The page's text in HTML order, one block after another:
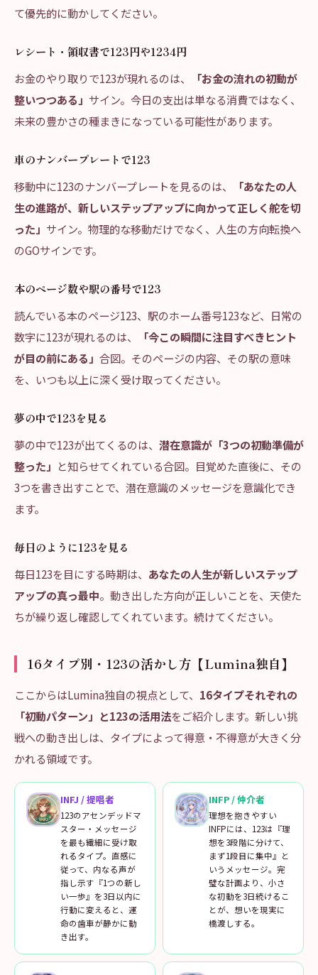
て優先的に動かしてください。
レシート・領収書で123円や1234円
お金のやり取りで123が現れるのは、
「お金の流れの初動が
整いつつある」 サイン。今日の支出は単なる消費ではなく、
未来の豊かさの種まきになっている可能性があります。
車のナンバープレートで123
移動中に123のナンバープレートを見るのは、
「あなたの人
生の進路が、新しいステップアップに向かって正しく舵を切
った」 サイン。物理的な移動だけでなく、人生の方向転換へ
のGOサインです。
本のページ数や駅の番号で123
読んでいる本のページ123、駅のホーム番号123など、日常の
数字に123が現れるのは、
「今この瞬間に注目すべきヒント
が目の前にある」 合図。そのページの内容、その駅の意味
を、いつも以上に深く受け取ってください。
夢の中で123を見る
夢の中で123が出てくるのは、 潜在意識が「3つの初動準備が
整った」 と知らせてくれている合図。目覚めた直後に、その
3つを書き出すことで、潜在意識のメッセージを意識化でき
ます。
毎日のように123を見る
毎日123を目にする時期は、 あなたの人生が新しいステップ
アップの真っ最中。動き出した方向が正しいことを、天使た
ちが繰り返し確認してくれています。続けてください。
16タイプ別・123の活かし方【Lumina独自】
ここからはLumina独自の視点として、 16タイプそれぞれの
「初動パターン」と123の活用法をご紹介します。新しい挑
戦への動き出しは、タイプによって得意・不得意が大きく分
かれる領域です。
INFJ /提唱者
123のアセンデッドマ
スター・メッセージ
を最も繊細に受け取
れるタイプ。直感に
従って、内なる声が
指し示す『1つの新し
い一歩』を3日以内に
行動に変えると、運
命の歯車が静かに動
き出す。
INFP/仲介者
理想を抱きやすい
INFPには、123は『理
想を3段階に分けて、
まず1段目に集中』と
いうメッセージ。完
璧な計画より、小さ
な初動を3日続けるこ
とが、想いを現実に
橋渡しする。